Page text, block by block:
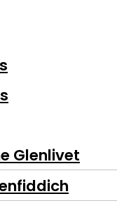
Glenlivet